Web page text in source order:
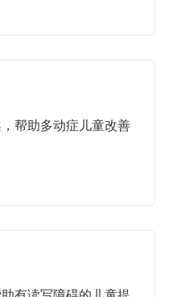
帮助多动症儿童改善